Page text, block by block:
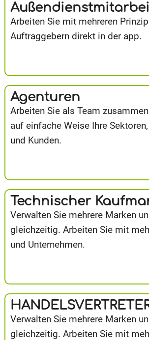
Arbeiten Sie mit mehreren
Auftraggebern direkt in der app.
Agenturen
Arbeiten Sie als Team
auf einfache Weise Ihre
und Kunden.
Technischer
Verwalten Sie mehrere Marken
gleichzeitig. Arbeiten Sie mit
und Unternehmen.
Verwalten Sie mehrere Marken
gleichzeitig. Arbeiten Sie mit